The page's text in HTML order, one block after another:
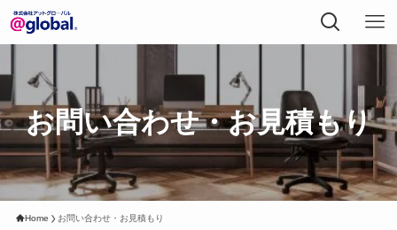
お問い合わせ・お見積もり
Home お問い合わせ・お見積もり